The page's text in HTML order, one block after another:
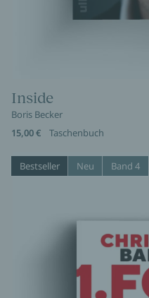
Inside
Boris Becker
15,00 €
Taschenbuch
Bestseller Neu Band 4